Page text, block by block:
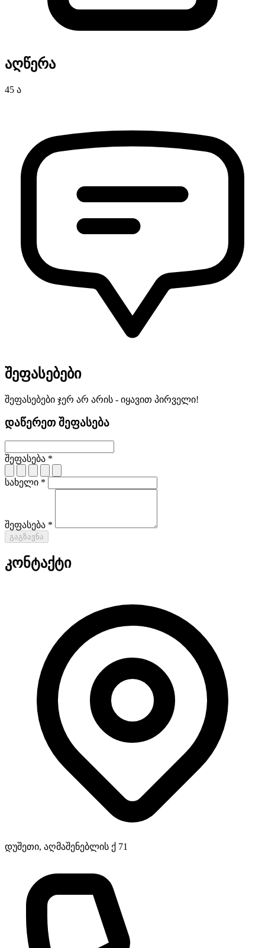
აღწერა
45 ა
შეფასებები
შეფასებები ჯერ არ არის - იყავით პირველი!
დაწერეთ შეფასება
შეფასება *
სახელი *
შეფასება *
გაგზავნა
კონტაქტი
დუშეთი, აღმაშენებლის ქ 71